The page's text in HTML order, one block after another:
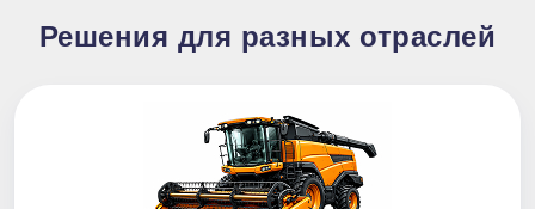
Решения для разных отраслей